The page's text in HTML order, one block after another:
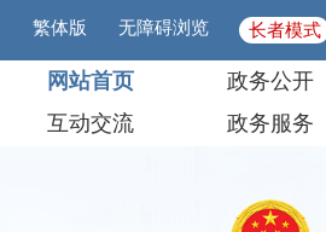
繁体版 无障碍浏览 长者模式
网站首页 政务公开
互动交流
政务服务